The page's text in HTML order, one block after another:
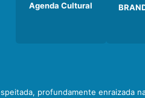
Agenda Cultural
profundamente enraizada